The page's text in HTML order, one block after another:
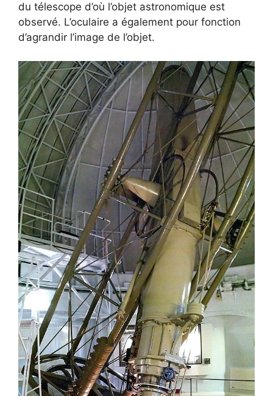
du télescope d’où l’objet astronomique est
observé. L’oculaire a également pour fonction
d’agrandir l’image de l’objet.